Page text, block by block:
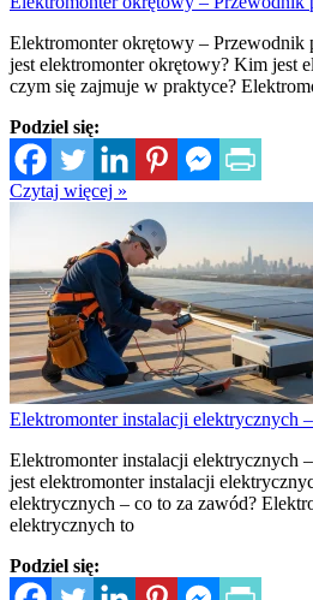
Elektromonter okrętowy –
jest elektromonter okrętowy? Kim jest
czym się zajmuje w praktyce?
Podziel się:
Czytaj więcej »
Elektromonter instalacji elektrycznych
Elektromonter instalacji elektrycznych
jest elektromonter instalacji
elektrycznych – co to za zawód?
elektrycznych to
Podziel się: